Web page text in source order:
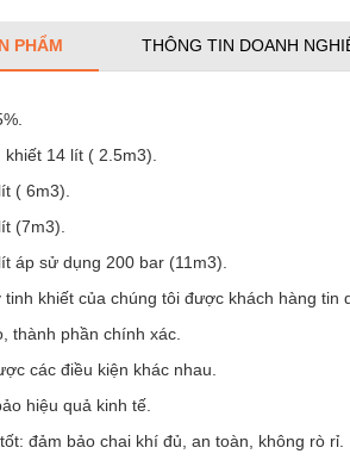
PHẨM THÔNG TIN DOANH
14 lít ( 2.5m3).
( 6m3).
(7m3).
áp sử dụng 200 bar (11m3).
khiết của chúng tôi được khách hàng tin
thành phần chính xác.
các điều kiện khác nhau.
hiệu quả kinh tế.
đảm bảo chai khí đủ, an toàn, không rò rỉ.